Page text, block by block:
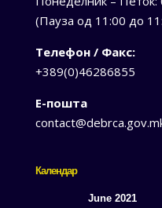
(Пауза од 11:00 до
Телефон / Факс:
+389(0)46286855
Е-пошта
Календар
June 2021